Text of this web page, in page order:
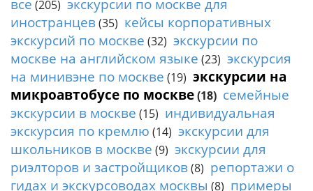
.
Г
и
д
п
о
М
о
с
к
в
е
все (205) экскурсии по москве для
иностранцев(35) кейсы корпоративных
экскурсий по москве (32) экскурсии по
москве на английском языке (23) экскурсия
на минивэне по москве (19) экскурсии на
микроавтобусе по москве(18) семейные
экскурсии в москве (15) индивидуальная
экскурсия по кремлю (14) экскурсии для
школьников в москве (9) экскурсии для
риэлторов и застройщиков(8) репортажи о
гидах и экскурсоводах москвы (8) примеры